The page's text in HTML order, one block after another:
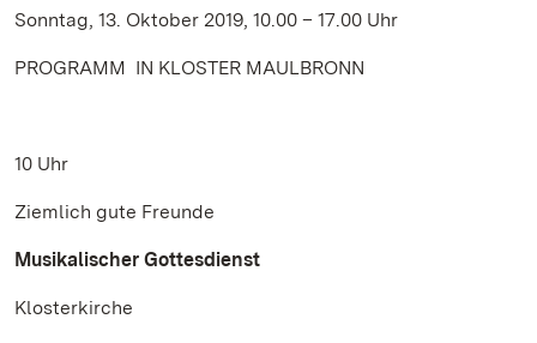
Sonntag, 13. Oktober 2019, 10.00 – 17.00 Uhr
PROGRAMM IN KLOSTER MAULBRONN
10 Uhr
Ziemlich gute Freunde
Musikalischer Gottesdienst
Klosterkirche